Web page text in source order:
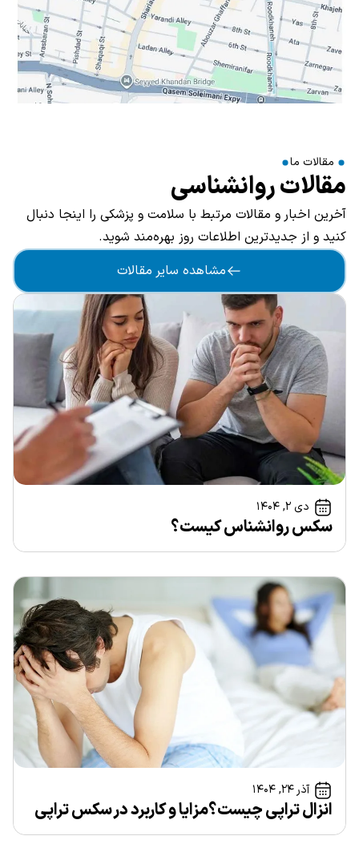
مقالات ما
مقالات روانشناسی
آخرین اخبار و مقالات مرتبط با سلامت و پزشکی را اینجا دنبال
کنید و از جدیدترین اطلاعات روز بهره‌مند شوید.
مشاهده سایر مقالات
دی ۲, ۱۴۰۴
سکس روانشناس کیست؟
آذر ۲۴, ۱۴۰۴
انزال‌ تراپی چیست؟مزایا و کاربرد در سکس‌ تراپی